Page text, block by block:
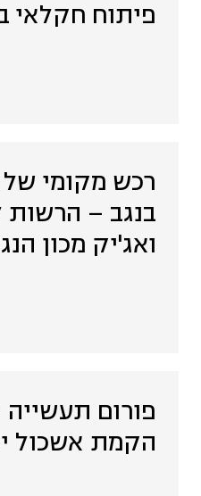
פיתוח חקלאי
רכש מקומי של
בנגב – הרשות
ואג'יק מכון
פורום תעשייה
הקמת אשכול